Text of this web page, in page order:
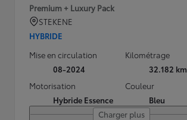
Premium + Luxury Pack
STEKENE
HYBRIDE
Mise en circulation
08-2024
Kilométrage
32.182 km
Motorisation
Hybride Essence
Couleur
Bleu
Charger plus